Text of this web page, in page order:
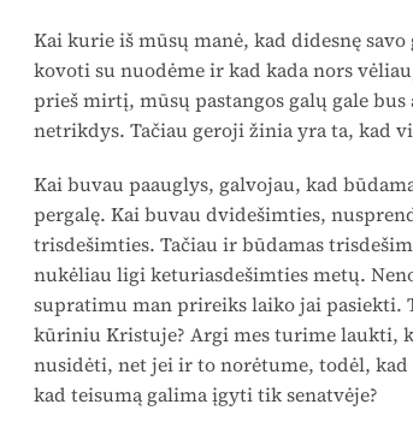
Kai kurie iš mūsų manė, kad didesnę
kovoti su nuodėme ir kad kada nors
prieš mirtį, mūsų pastangos galų gale
netrikdys. Tačiau geroji žinia yra ta, kad
Kai buvau paauglys, galvojau, kad
pergalę. Kai buvau dvidešimties,
trisdešimties. Tačiau ir būdamas
nukėliau ligi keturiasdešimties metų.
supratimu man prireiks laiko jai pasiekti.
kūriniu Kristuje? Argi mes turime laukti,
nusidėti, net jei ir to norėtume, todėl,
kad teisumą galima įgyti tik senatvėje?